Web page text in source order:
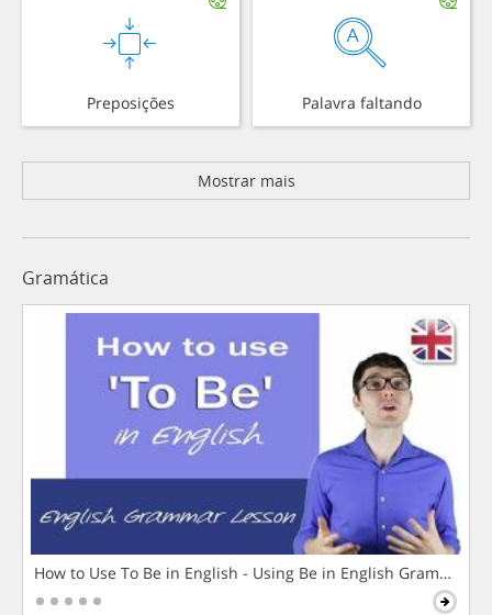
Preposições Palavra faltando
Mostrar mais
Gramática
How to Use To Be in English - Using Be in English Grammar